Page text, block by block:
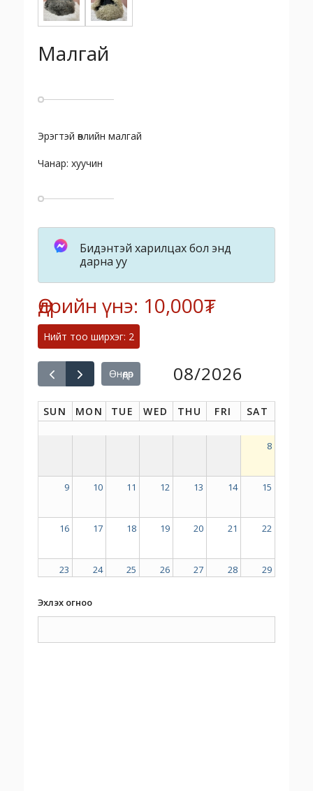
Малгай
Эрэгтэй өвлийн малгай
Чанар: хуучин
Бидэнтэй харилцах бол энд
дарна уу
Өдрийн үнэ: 10,000₮
Нийт тоо ширхэг: 2
Өнөөдөр 08/2026
SUN MON TUE WED THU FRI SAT
8
9 10 11 12 13 14 15
16 17 18 19 20 21 22
23 24 25 26 27 28 29
Эхлэх огноо